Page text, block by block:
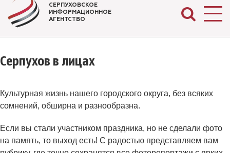
СЕРПУХОВСКОЕ
ИНФОРМАЦИОННОЕ
АГЕНТСТВО
Серпухов в лицах
Культурная жизнь нашего городского округа, без всяких
сомнений, обширна и разнообразна.
Если вы стали участником праздника, но не сделали фото
на память, то выход есть! С радостью представляем вам